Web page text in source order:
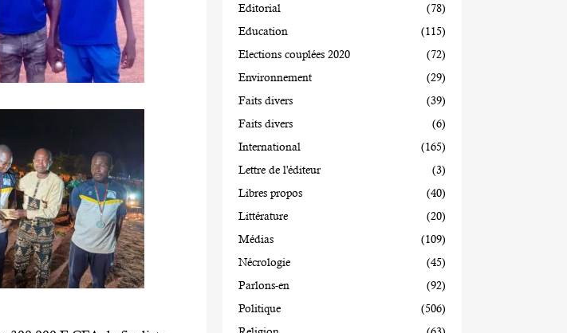
Editorial
(78)
Education
(115)
Elections couplées 2020
(72)
Environnement
(29)
Faits divers
(39)
Faits divers
(6)
International
(165)
Lettre de l'éditeur
(3)
Libres propos
(40)
Littérature
(20)
Médias
(109)
Nécrologie
(45)
Parlons-en
(92)
Politique
(506)